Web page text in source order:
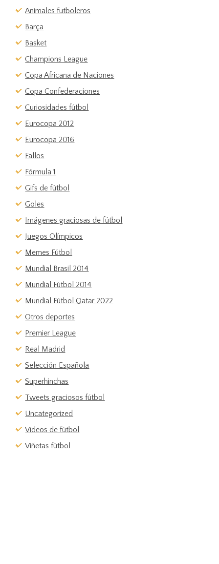
Animales futboleros
Barça
Basket
Champions League
Copa Africana de Naciones
Copa Confederaciones
Curiosidades fútbol
Eurocopa 2012
Eurocopa 2016
Fallos
Fórmula 1
Gifs de fútbol
Goles
Imágenes graciosas de fútbol
Juegos Olímpicos
Memes Fútbol
Mundial Brasil 2014
Mundial Fútbol 2014
Mundial Fútbol Qatar 2022
Otros deportes
Premier League
Real Madrid
Selección Española
Superhinchas
Tweets graciosos fútbol
Uncategorized
Vídeos de fútbol
Viñetas fútbol